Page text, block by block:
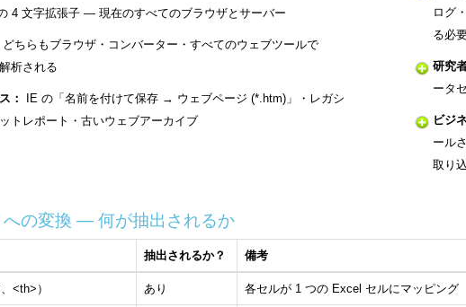
4 文字拡張子 — 現在のすべてのブラウザとサーバー
どちらもブラウザ・コンバーター・すべてのウェブツールで
析される
：
IE の「名前を付けて保存 → ウェブページ (*.htm)」・レガシ
トレポート・古いウェブアーカイブ
ログ
る必
研究
ータ
ビジ
ール
取り
の変換 — 何が抽出されるか
抽出されるか？ 備考
<th>） あり 各セルが 1 つの Excel セルにマッピング